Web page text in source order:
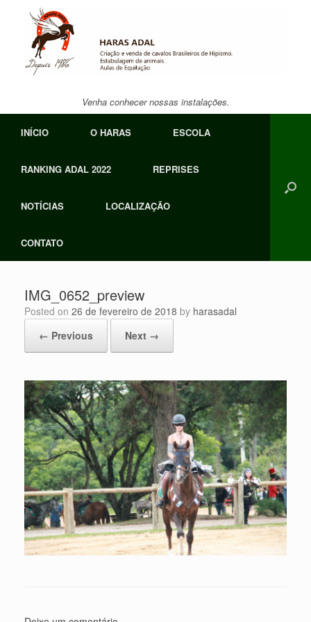
Venha conhecer nossas instalações.
INÍCIO O HARAS ESCOLA
RANKING ADAL 2022 REPRISES
NOTÍCIAS LOCALIZAÇÃO
CONTATO
IMG_0652_preview
Posted on 26 de fevereiro de 2018 by harasadal
← Previous
Next →